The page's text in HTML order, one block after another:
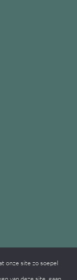
onze site zo soepel